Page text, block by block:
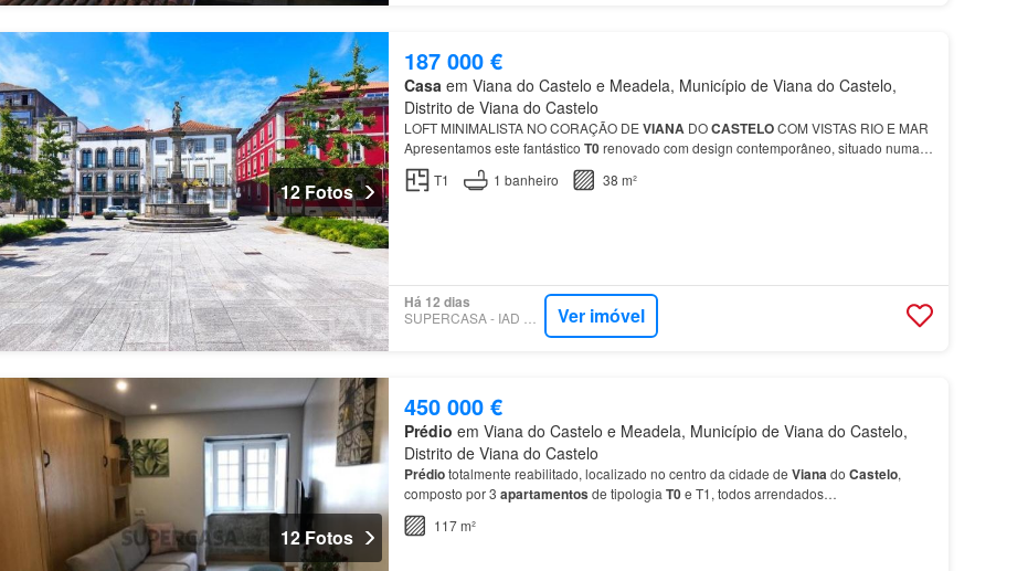
12 Fotos
187 000 €
Casaem Viana do Castelo e Meadela, Município de Viana do Castelo,
Distrito de Viana do Castelo
LOFT MINIMALISTA NO CORAÇÃO DEVIANADOCASTELOCOM VISTAS RIO E MAR
Apresentamos este fantástico T0renovado com design contemporâneo, situado numa
das zonas mais dinâmicas e procuradas de
T1 1 banheiro 38 m²
Há 12 dias
Ver imóvel
12 Fotos
450 000 €
Prédio em Viana do Castelo e Meadela, Município de Viana do Castelo,
Distrito de Viana do Castelo
Prédiototalmente reabilitado, localizado no centro da cidade de Vianado Castelo,
composto por 3 apartamentos de tipologia T0e T1, todos arrendados…
117 m²